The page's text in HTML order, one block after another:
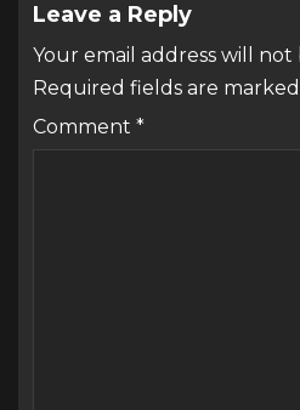
Leave a Reply
Your email address will not
Required fields are marked
Comment *